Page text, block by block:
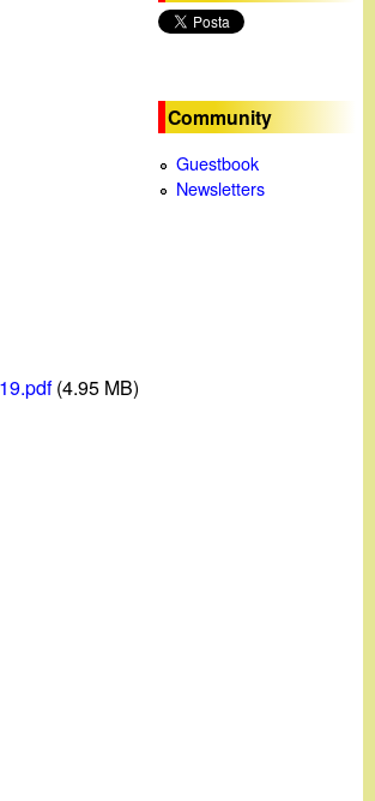
(4.95 MB)
Community
Guestbook
Newsletters